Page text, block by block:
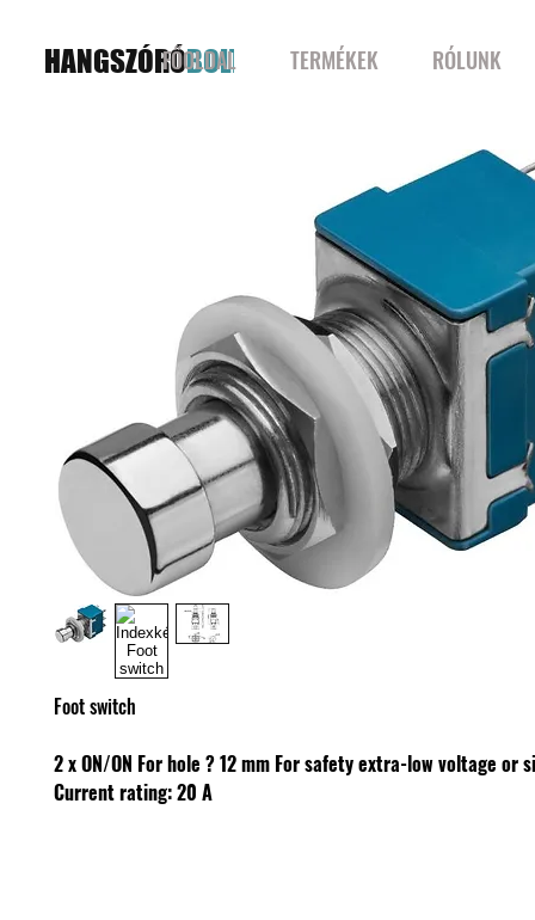
HANGSZÓRÓBOLT
FŐOLDAL TERMÉKEK RÓLUNK
Foot switch
2 x ON/ON For hole ? 12 mm For safety extra-low voltage or
Current rating: 20 A